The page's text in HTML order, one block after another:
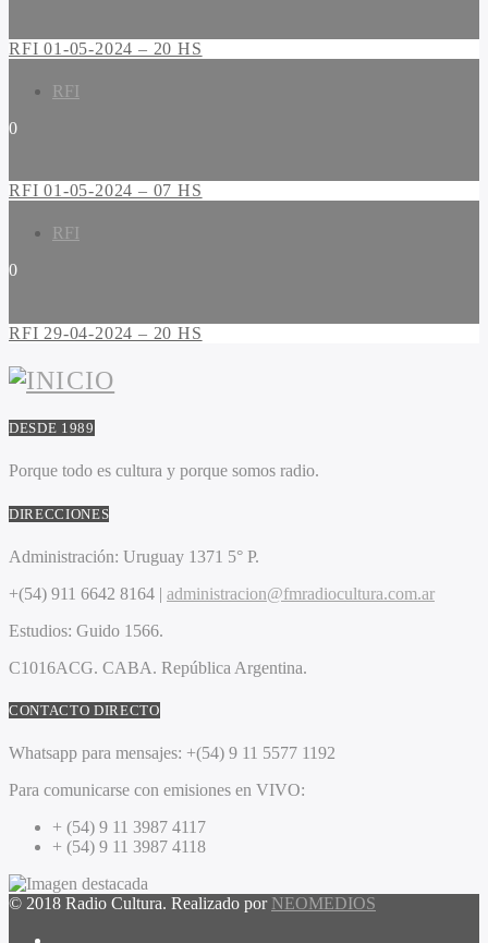
RFI 01-05-2024 – 20 HS
RFI
0
RFI 01-05-2024 – 07 HS
RFI
0
RFI 29-04-2024 – 20 HS
DESDE 1989
Porque todo es cultura y porque somos radio.
DIRECCIONES
Administración: Uruguay 1371 5° P.
+(54) 911 6642 8164 | administracion@fmradiocultura.com.ar
Estudios: Guido 1566.
C1016ACG. CABA. República Argentina.
CONTACTO DIRECTO
Whatsapp para mensajes: +(54) 9 11 5577 1192
Para comunicarse con emisiones en VIVO:
+ (54) 9 11 3987 4117
+ (54) 9 11 3987 4118
© 2018 Radio Cultura. Realizado por NEOMEDIOS